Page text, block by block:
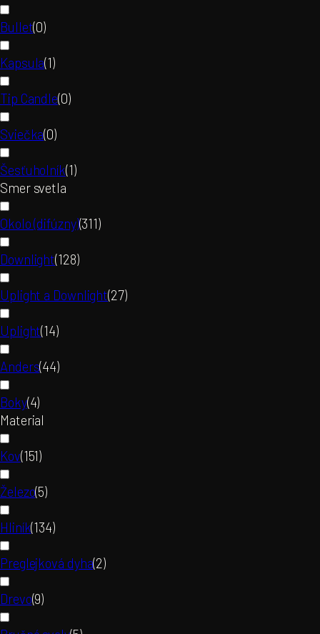
Bullet(0)
Kapsula(1)
Tip Candle(0)
Sviečka(0)
Šesťuholník(1)
Smer svetla
Okolo (difúzny)(311)
Downlight(128)
Uplight a Downlight(27)
Uplight(14)
Anders(44)
Boky(4)
Material
Kov(151)
Železo(5)
Hliník(134)
Preglejková dyha(2)
Drevo(9)